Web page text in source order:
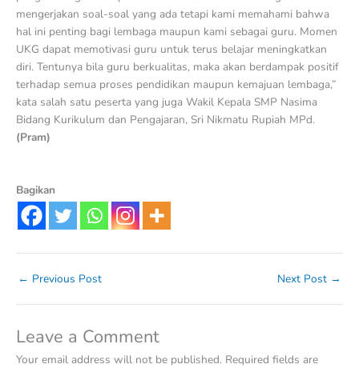
mengerjakan soal-soal yang ada tetapi kami memahami bahwa
hal ini penting bagi lembaga maupun kami sebagai guru. Momen
UKG dapat memotivasi guru untuk terus belajar meningkatkan
diri. Tentunya bila guru berkualitas, maka akan berdampak positif
terhadap semua proses pendidikan maupun kemajuan lembaga,”
kata salah satu peserta yang juga Wakil Kepala SMP Nasima
Bidang Kurikulum dan Pengajaran, Sri Nikmatu Rupiah MPd.
(Pram)
Bagikan
← Previous Post Next Post →
Leave a Comment
Your email address will not be published. Required fields are